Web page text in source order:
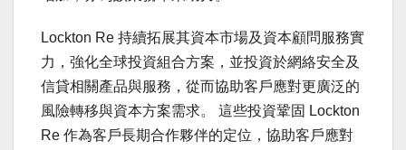
Lockton Re 持續拓展其資本市場及資本顧問服務實
力，強化全球投資組合方案，並投資於網絡安全及
信貸相關產品與服務，從而協助客戶應對更廣泛的
風險轉移與資本方案需求。 這些投資鞏固 Lockton
Re 作為客戶長期合作夥伴的定位，協助客戶應對